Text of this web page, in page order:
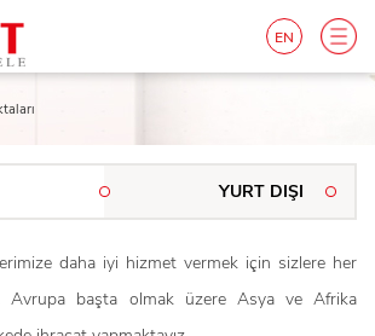
EN
YURT DIŞI
daha iyi hizmet vermek için sizlere her
Avrupa başta olmak üzere Asya ve Afrika